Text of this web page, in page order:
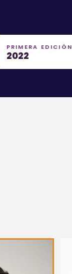
PRIMERA EDICIÓN
2022